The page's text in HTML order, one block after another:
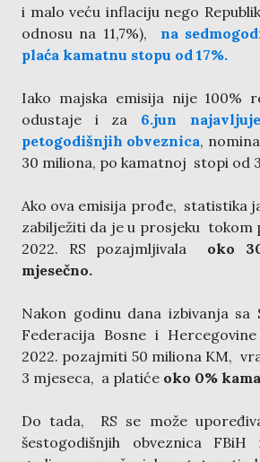
i malo veću inflaciju nego
odnosu na 11,7%),
na
plaća kamatnu stopu od 17%.
Iako majska emisija nije 100%
odustaje i za 6.jun
petogodišnjih obveznica,
30 miliona, po kamatnoj stopi od
Ako ova emisija prođe, statistika
zabilježiti da je u prosjeku tokom
2022. RS pozajmljivala
oko
mjesečno.
Nakon godinu dana izbivanja sa
Federacija Bosne i
2022. pozajmiti 50 miliona KM,
3 mjeseca, a platiće oko 0%
Do tada, RS se može
šestogodišnjih obveznica